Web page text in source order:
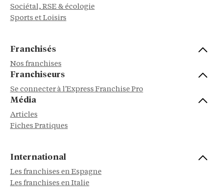
Sociétal, RSE & écologie
Sports et Loisirs
Franchisés
Nos franchises
Franchiseurs
Se connecter à l'Express Franchise Pro
Média
Articles
Fiches Pratiques
International
Les franchises en Espagne
Les franchises en Italie